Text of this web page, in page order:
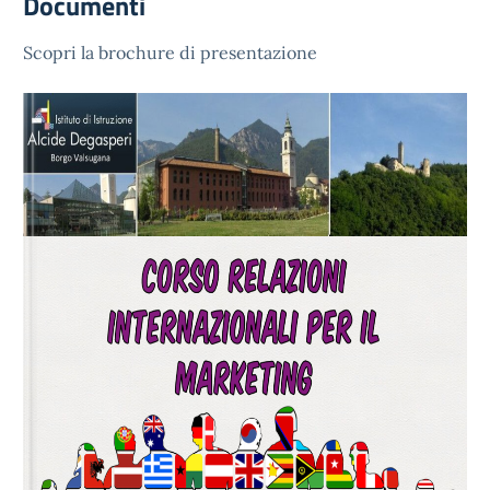
Scopri la brochure di presentazione